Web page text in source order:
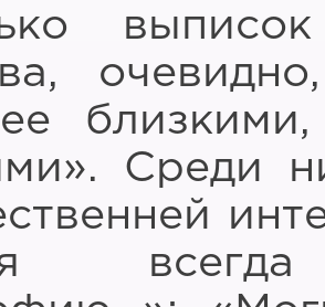
Среди